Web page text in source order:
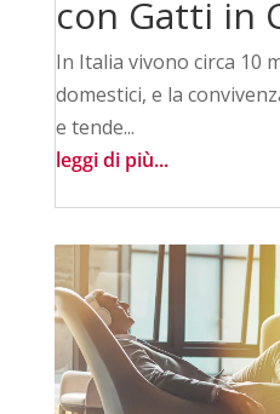
con Gatti in
In Italia vivono circa 10
domestici, e la
e tende...
leggi di più...